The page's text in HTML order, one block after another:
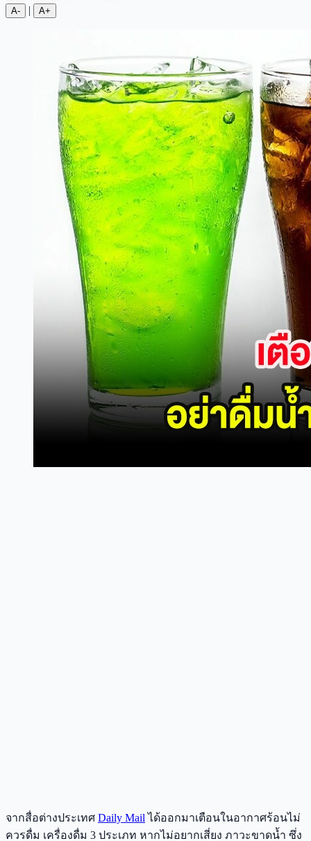
A- | A+
จากสื่อต่างประเทศ Daily Mail ได้ออกมาเตือนในอากาศร้อนไม่
ควรดื่ม เครื่องดื่ม 3 ประเภท หากไม่อยากเสี่ยง ภาวะขาดน้ำ ซึ่ง